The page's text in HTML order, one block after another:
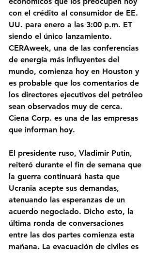
con el crédito al consumidor de EE.
UU. para enero a las 3:00 p.m. ET
siendo el único lanzamiento.
CERAweek, una de las conferencias
de energía más influyentes del
mundo, comienza hoy en Houston y
es probable que los comentarios de
los directores ejecutivos del petróleo
sean observados muy de cerca.
Ciena Corp. es una de las empresas
que informan hoy.
El presidente ruso, Vladimir Putin,
reiteró durante el fin de semana que
la guerra continuará hasta que
Ucrania acepte sus demandas,
atenuando las esperanzas de un
acuerdo negociado. Dicho esto, la
última ronda de conversaciones
entre las dos partes comienza esta
mañana. La evacuación de civiles es